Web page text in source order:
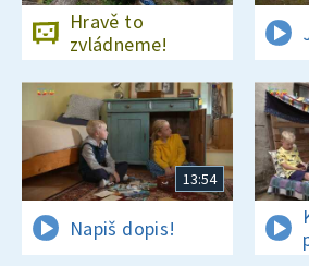
Hravě to
zvládneme!
13:54
Napiš dopis!